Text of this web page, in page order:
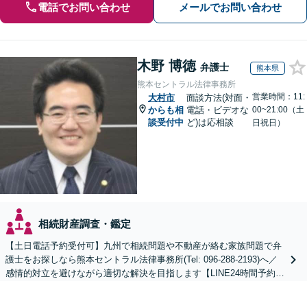
電話でお問い合わせ メールでお問い合わせ
木野 博徳 弁護士 熊本県
熊本セントラル法律事務所
大村市
からも相
談受付中
面談方法(対面・
電話・ビデオな
ど)は応相談
営業時間：11:
00~21:00（土
日祝日）
相続財産調査・鑑定
【土日電話予約受付可】九州で相続問題や不動産が絡む家族問題で弁
護士をお探しなら熊本セントラル法律事務所(Tel: 096-288-2193)へ／
感情的対立を避けながら適切な解決を目指します【LINE24時間予約受